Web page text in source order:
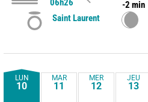
06h26
-2 min
Saint Laurent
LUN
10
MAR
11
MER
12
JEU
13